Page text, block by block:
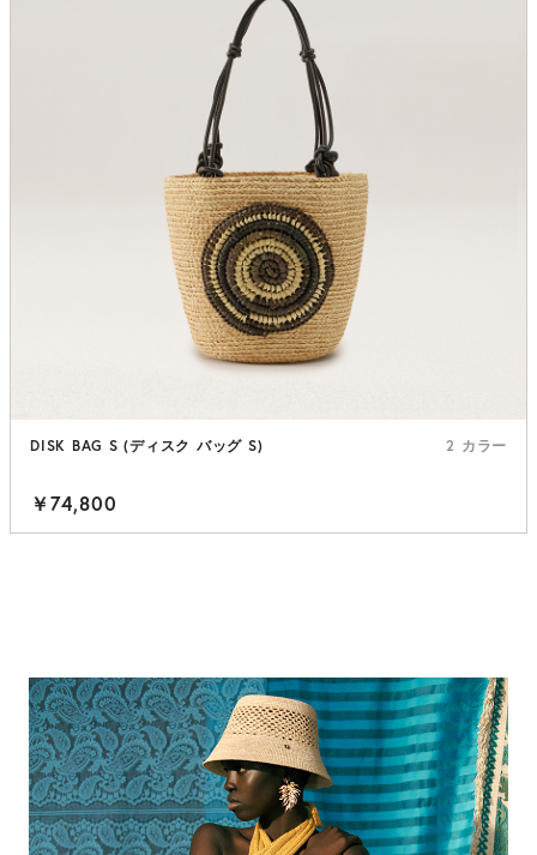
DISK BAG S (ディスク バッグ S) 2 カラー
￥74,800